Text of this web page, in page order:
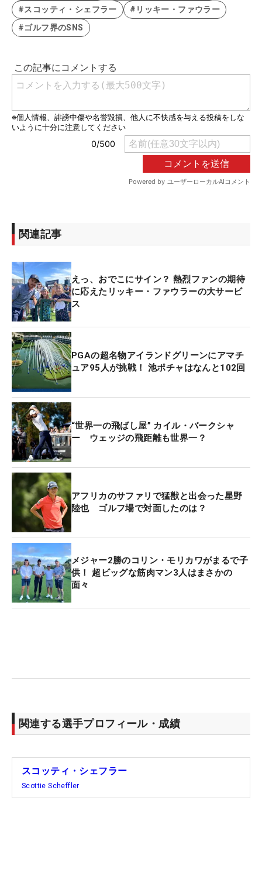
#スコッティ・シェフラー
#リッキー・ファウラー
#ゴルフ界のSNS
関連記事
えっ、おでこにサイン？ 熱烈ファンの期待
に応えたリッキー・ファウラーの大サービ
ス
PGAの超名物アイランドグリーンにアマチ
ュア95人が挑戦！ 池ポチャはなんと102回
“世界一の飛ばし屋” カイル・バークシャ
ー ウェッジの飛距離も世界一？
アフリカのサファリで猛獣と出会った星野
陸也 ゴルフ場で対面したのは？
メジャー2勝のコリン・モリカワがまるで子
供！ 超ビッグな筋肉マン3人はまさかの
面々
関連する選手プロフィール・成績
スコッティ・シェフラー
Scottie Scheffler